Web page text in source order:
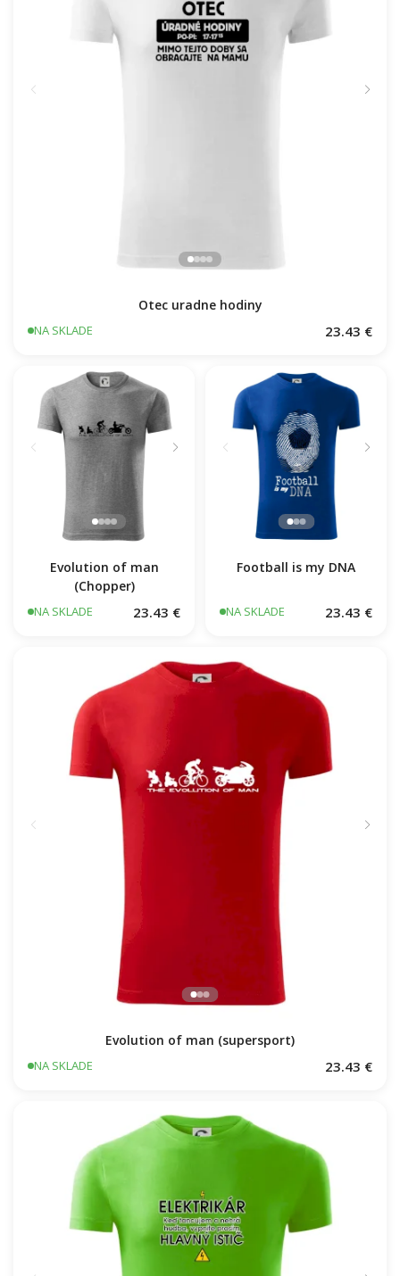
Otec uradne hodiny
NA SKLADE 23.43 €
Evolution of man
(Chopper)
NA SKLADE 23.43 €
Football is my DNA
NA SKLADE 23.43 €
Evolution of man (supersport)
NA SKLADE 23.43 €